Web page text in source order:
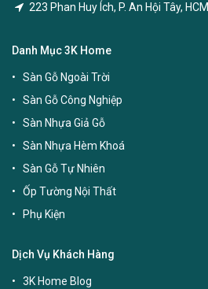
223 Phan Huy Ích, P. An Hội Tây, HCM
Danh Mục 3K Home
Sàn Gỗ Ngoài Trời
Sàn Gỗ Công Nghiệp
Sàn Nhựa Giả Gỗ
Sàn Nhựa Hèm Khoá
Sàn Gỗ Tự Nhiên
Ốp Tường Nội Thất
Phụ Kiện
Dịch Vụ Khách Hàng
3K Home Blog